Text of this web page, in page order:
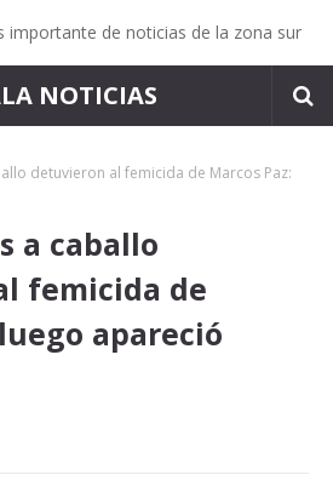
importante de noticias de la zona sur
NOTICIAS
detuvieron al femicida de Marcos Paz:
a caballo
femicida de
apareció